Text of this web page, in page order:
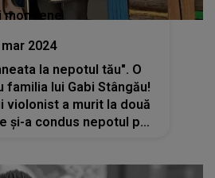
mondene
2024
la nepotul tău". O
familia lui Gabi Stângău!
violonist a murit la două
și-a condus nepotul pe